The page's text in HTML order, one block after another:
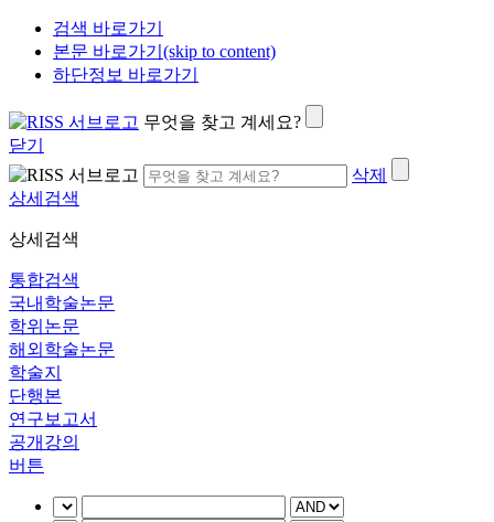
검색 바로가기
본문 바로가기(skip to content)
하단정보 바로가기
무엇을 찾고 계세요?
닫기
삭제
상세검색
상세검색
통합검색
국내학술논문
학위논문
해외학술논문
학술지
단행본
연구보고서
공개강의
버튼